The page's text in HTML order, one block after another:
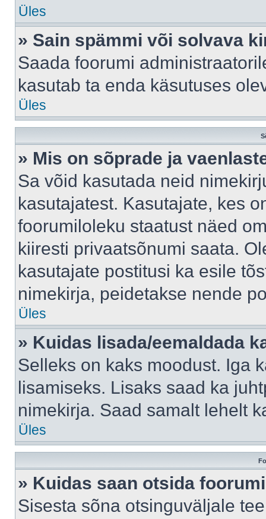
Üles
» Sain spämmi või solvava
Saada foorumi
kasutab ta enda käsutuses
Üles
» Mis on sõprade ja
Sa võid kasutada neid
kasutajatest. Kasutajate, kes
foorumiloleku staatust näed
kiiresti privaatsõnumi saata.
kasutajate postitusi ka esile
nimekirja, peidetakse nende
Üles
» Kuidas lisada/eemaldada
Selleks on kaks moodust. Iga
lisamiseks. Lisaks saad ka
nimekirja. Saad samalt lehelt
Üles
» Kuidas saan otsida
Sisesta sõna otsinguväljale